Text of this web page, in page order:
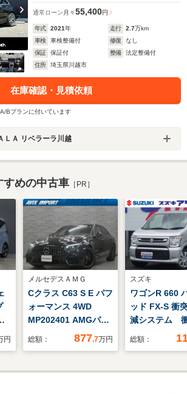
通常ローン 月々55,400円
年式 2021年 走行 2.7万km
車検
車検整備付 修復
なし
保証
保証付 整備
法定整備付
住所
埼玉県川越市
在庫確認・見積依頼
Bプランに付いています
ＬＡ リベラーラ川越
すめの中古車 ［PR］
円
メルセデスＡＭＧ
Cクラス C63 S E パフ
ォーマンス 4WD
MP202401 AMGパフ
ォーマンスP AMGカ
360°カメラ
総額： 877.7万円
スズキ
ワゴンR 660
ッド FX-S 衝
減システム
ボディ クリ
リー スマー
総額：